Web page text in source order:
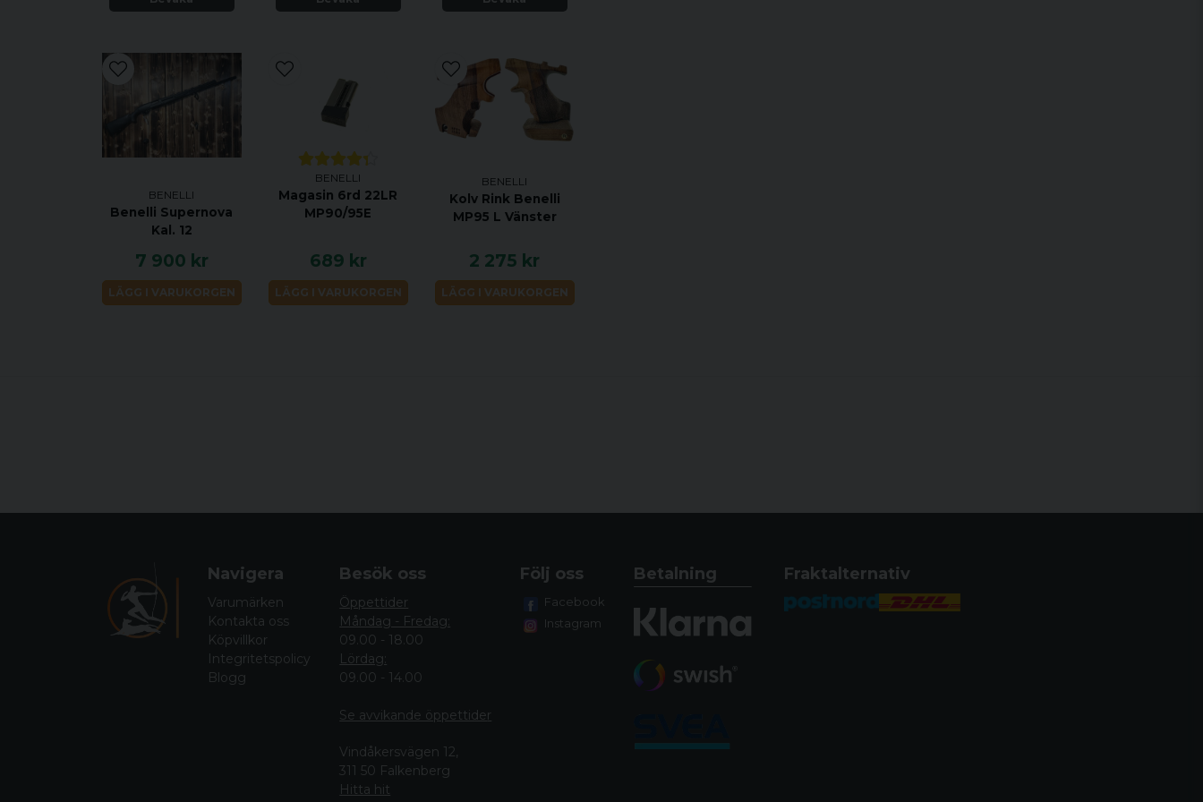
BENELLI
Benelli Supernova
Kal. 12
7 900 kr
LÄGG I VARUKORGEN
BENELLI
Magasin 6rd 22LR
MP90/95E
689 kr
LÄGG I VARUKORGEN
BENELLI
Kolv Rink Benelli
MP95 L Vänster
2 275 kr
LÄGG I VARUKORGEN
Navigera
Varumärken
Kontakta oss
Köpvillkor
Integritetspolicy
Blogg
Besök oss
Öppettider
Måndag - Fredag:
09.00 - 18.00
Lördag:
09.00 - 14.00
Se avvikande öppettider
Vindåkersvägen 12,
311 50 Falkenberg
Hitta hit
Följ oss
Facebook
Instagram
Betalning Fraktalternativ